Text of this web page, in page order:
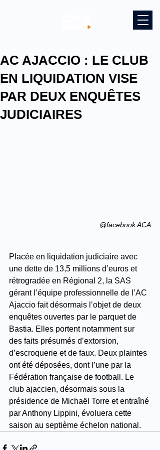
AC AJACCIO : LE CLUB
EN LIQUIDATION VISE
PAR DEUX ENQUÊTES
JUDICIAIRES
@facebook ACA
Placée en liquidation judiciaire avec
une dette de 13,5 millions d’euros et
rétrogradée en Régional 2, la SAS
gérant l’équipe professionnelle de l’AC
Ajaccio fait désormais l’objet de deux
enquêtes ouvertes par le parquet de
Bastia. Elles portent notamment sur
des faits présumés d’extorsion,
d’escroquerie et de faux. Deux plaintes
ont été déposées, dont l’une par la
Fédération française de football. Le
club ajaccien, désormais sous la
présidence de Michaël Torre et entraîné
par Anthony Lippini, évoluera cette
saison au septième échelon national.